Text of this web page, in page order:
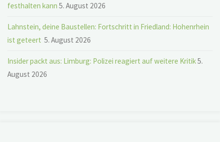
festhalten kann 5. August 2026
Lahnstein, deine Baustellen: Fortschritt in Friedland: Hohenrhein
ist geteert 5. August 2026
Insider packt aus: Limburg: Polizei reagiert auf weitere Kritik5.
August 2026